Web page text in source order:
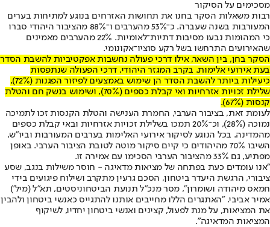
מסכימים על הסיקור
רבות משאלות הסקר בחנו את תחושות האזרחים בנוגע למתיחות בערים
המעורבות בשנה שעברה. כ־53% מהערבים ו־88% מהציבור היהודי סברו
כי המהומות נבעו מסיבות דתיות־לאומיות. 22% מהערבים מאמינים
שהאירועים התרחשו בשל רקע סוציו־אקונומי.
הסקר בחן, בין השאר, אילו דרכי פעולה נחשבות אפקטיביות להשבת הסדר
בעת אירועי אלימות. בקרב המגזר היהודי, דרכי הפעולה שנתפסות
כיעילות ביותר להשבת הסדר הן שימוש באמצעים לפיזור הפגנות (72%),
שלילת זכויות אזרחיות ואי קבלת כספים (70%), ושימוש בנשק חם והטלת
קנסות (67%).
לעומת זאת, בציבור הערבי, החמרת הענישה והטלת הקנסות זכו לתמיכה
נמוכה (28%), וכ־20% תמכו בשלילת זכויות אזרחיות ובאי קבלת כספים
מהמדינה. בכל הנוגע לסיקור אירועי האלימות בערבים המעורבות וביו"ש,
השיבו 70% מהיהודים כי קיים סיקור מוטה לטובת הציבור הערבי. באופן
מפתיע, גם 33% מהציבור הערבי הסכימו עם אמירה זו.
"אנו עומדים כעת בפתחה של מציאות מדאיגה - חוסר משילות בנגב, שסע
ציבורי, הרגשת היעדר ביטחון, הסכם גרעין מתקרב ושילוח פיגועים בידי
חמאס מיהודה ושומרון", מסר מנכ"ל תנועת הביטחוניסטים, תא"ל (מיל')
אמיר אביבי. "האתגרים הללו מחייבים אותנו להתגייס כאנשי ביטחון ולהבין
את המציאות, על מנת לפעול, קצינים ואנשי ביטחון יחדיו, לשיקוף
המציאות המדאיגה".